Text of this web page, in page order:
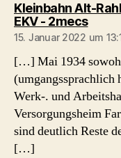
Kleinbahn Alt-
EKV - 2mecssagt:
15. Januar 2022 um
[…] Mai 1934
(umgangssprachlich
Werk-. und
Versorgungsheim
sind deutlich Reste
[…]